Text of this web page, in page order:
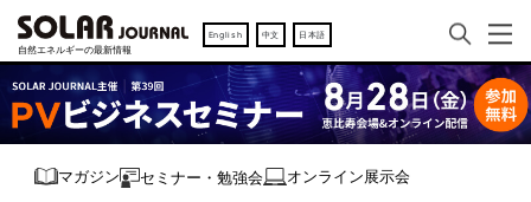
English 中文 日本語
マガジン セミナー・勉強会 オンライン展示会